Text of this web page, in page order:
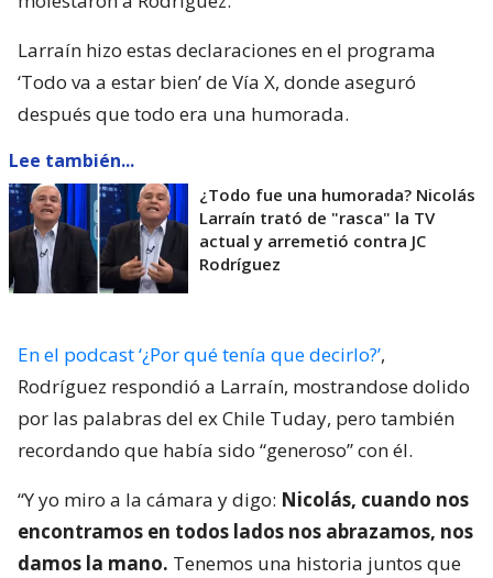
Larraín hizo estas declaraciones en el programa
‘Todo va a estar bien’ de Vía X, donde aseguró
después que todo era una humorada.
Lee también...
¿Todo fue una humorada? Nicolás
Larraín trató de "rasca" la TV
actual y arremetió contra JC
Rodríguez
En el podcast ‘¿Por qué tenía que decirlo?’,
Rodríguez respondió a Larraín, mostrandose dolido
por las palabras del ex Chile Tuday, pero también
recordando que había sido “generoso” con él.
“Y yo miro a la cámara y digo: Nicolás, cuando nos
encontramos en todos lados nos abrazamos, nos
damos la mano. Tenemos una historia juntos que